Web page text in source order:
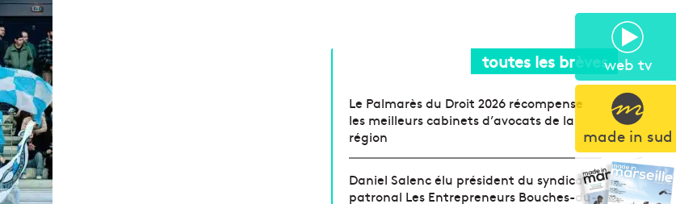
web tv
made in sud
toutes les brèves
Le Palmarès du Droit 2026 récompense
les meilleurs cabinets d’avocats de la
région
Daniel Salenc élu président du syndicat
patronal Les Entrepreneurs Bouches-du-